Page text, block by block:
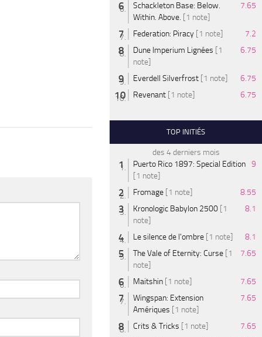
Schackleton Base: Below.
Within. Above. [1 note]
7.65
Federation: Piracy [1 note]
7.2
Dune Imperium Lignées [1
note]
6.75
Everdell Silverfrost [1 note]
6.75
Revenant [1 note] 6.75
TOP INITIÉS
des 4 derniers mois
Puerto Rico 1897: Special Edition
[1 note]
9
Fromage [1 note]
8.55
Kronologic Babylon 2500 [1
note]
8.1
Le silence de l'ombre [1 note]
8.1
The Vale of Eternity: Curse [1
note]
7.65
Maitshin [1 note]
7.65
Wingspan: Extension
Amériques [1 note]
7.65
Crits & Tricks [1 note]
7.65